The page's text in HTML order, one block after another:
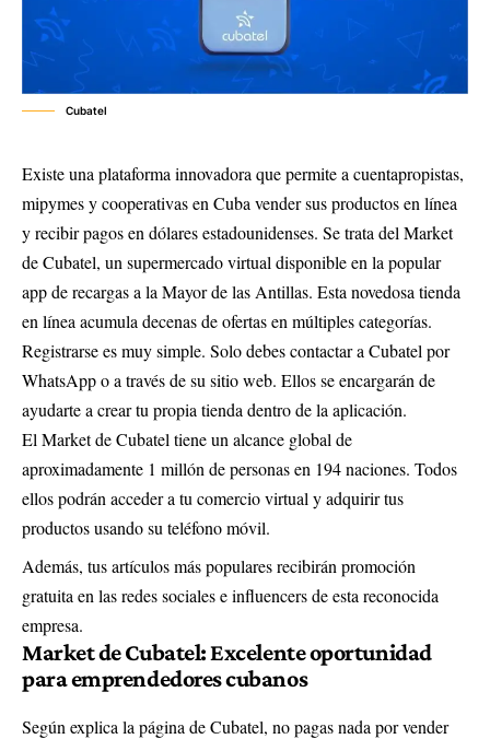
Cubatel
Existe una plataforma innovadora que permite a cuentapropistas,
mipymes y cooperativas en Cuba vender sus productos en línea
y recibir pagos en dólares estadounidenses. Se trata del Market
de Cubatel, un supermercado virtual disponible en la popular
app de recargas a la Mayor de las Antillas. Esta novedosa tienda
en línea acumula decenas de ofertas en múltiples categorías.
Registrarse es muy simple. Solo debes contactar a Cubatel por
WhatsApp o a través de su sitio web. Ellos se encargarán de
ayudarte a crear tu propia tienda dentro de la aplicación.
El Market de Cubatel tiene un alcance global de
aproximadamente 1 millón de personas en 194 naciones. Todos
ellos podrán acceder a tu comercio virtual y adquirir tus
productos usando su teléfono móvil.
Además, tus artículos más populares recibirán promoción
gratuita en las redes sociales e influencers de esta reconocida
empresa.
Market de Cubatel: Excelente oportunidad
para emprendedores cubanos
Según explica la página de Cubatel, no pagas nada por vender